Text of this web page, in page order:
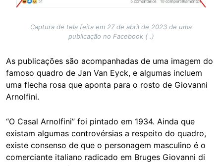
Captura de tela feita em 27 de abril de 2023 de uma
publicação no Facebook ( .)
As publicações são acompanhadas de uma imagem do
famoso quadro de Jan Van Eyck, e algumas incluem
uma flecha rosa que aponta para o rosto de Giovanni
Arnolfini.
“O Casal Arnolfini” foi pintado em 1934. Ainda que
existam algumas controvérsias a respeito do quadro,
existe consenso de que o personagem masculino é o
comerciante italiano radicado em Bruges Giovanni di